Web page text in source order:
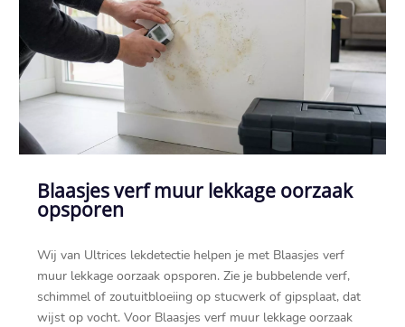
Blaasjes verf muur lekkage oorzaak
opsporen
Wij van Ultrices lekdetectie helpen je met Blaasjes verf
muur lekkage oorzaak opsporen.​ Zie je bubbelende verf,
schimmel of zoutuitbloeiing op stucwerk of gipsplaat, dat
wijst op vocht.​ Voor Blaasjes verf muur lekkage oorzaak